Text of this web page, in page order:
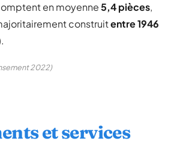
en moyenne5,4 pièces,
construitentre 1946
2022)
et services